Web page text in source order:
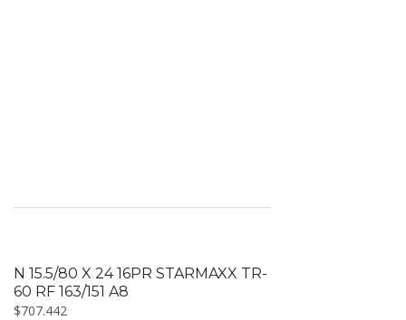
N 15.5/80 X 24 16PR STARMAXX TR-
60 RF 163/151 A8
$707.442